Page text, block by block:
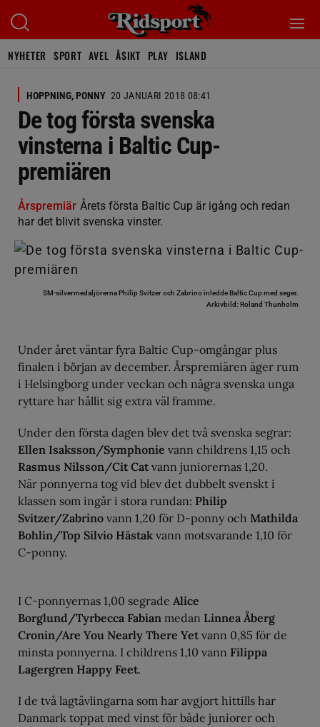
NYHETER SPORT AVEL ÅSIKT PLAY ISLAND
HOPPNING, PONNY 20 JANUARI 2018 08:41
De tog första svenska
vinsterna i Baltic Cup-
premiären
Årspremiär Årets första Baltic Cup är igång och redan
har det blivit svenska vinster.
SM-silvermedaljörerna Philip Svitzer och Zabrino inledde Baltic Cup med seger.
Arkivbild: Roland Thunholm
Under året väntar fyra Baltic Cup-omgångar plus
finalen i början av december. Årspremiären äger rum
i Helsingborg under veckan och några svenska unga
ryttare har hållit sig extra väl framme.
Under den första dagen blev det två svenska segrar:
Ellen Isaksson/Symphonie vann childrens 1,15 och
Rasmus Nilsson/Cit Catvann juniorernas 1,20.
När ponnyerna tog vid blev det dubbelt svenskt i
klassen som ingår i stora rundan: Philip
Svitzer/Zabrino vann 1,20 för D-ponny och Mathilda
Bohlin/Top Silvio Hästak vann motsvarande 1,10 för
C-ponny.
I C-ponnyernas 1,00 segrade Alice
Borglund/Tyrbecca Fabian medan Linnea Åberg
Cronin/Are You Nearly There Yetvann 0,85 för de
minsta ponnyerna. I childrens 1,10 vann Filippa
Lagergren Happy Feet.
I de två lagtävlingarna som har avgjort hittills har
Danmark toppat med vinst för både juniorer och